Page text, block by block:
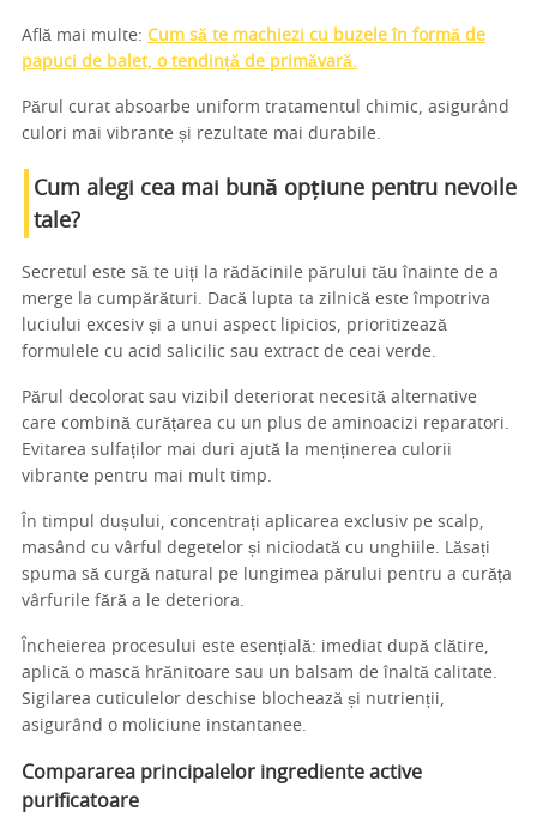
Află mai multe: Cum să te machiezi cu buzele în formă de
papuci de balet, o tendință de primăvară.
Părul curat absoarbe uniform tratamentul chimic, asigurând
culori mai vibrante și rezultate mai durabile.
Cum alegi cea mai bună opțiune pentru nevoile
tale?
Secretul este să te uiți la rădăcinile părului tău înainte de a
merge la cumpărături. Dacă lupta ta zilnică este împotriva
luciului excesiv și a unui aspect lipicios, prioritizează
formulele cu acid salicilic sau extract de ceai verde.
Părul decolorat sau vizibil deteriorat necesită alternative
care combină curățarea cu un plus de aminoacizi reparatori.
Evitarea sulfaților mai duri ajută la menținerea culorii
vibrante pentru mai mult timp.
În timpul dușului, concentrați aplicarea exclusiv pe scalp,
masând cu vârful degetelor și niciodată cu unghiile. Lăsați
spuma să curgă natural pe lungimea părului pentru a curăța
vârfurile fără a le deteriora.
Încheierea procesului este esențială: imediat după clătire,
aplică o mască hrănitoare sau un balsam de înaltă calitate.
Sigilarea cuticulelor deschise blochează și nutrienții,
asigurând o moliciune instantanee.
Compararea principalelor ingrediente active
purificatoare